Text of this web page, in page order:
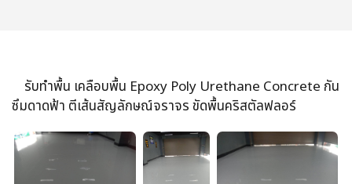
รับทำพื้น เคลือบพื้น Epoxy Poly Urethane Concrete กัน
ซึมดาดฟ้า ตีเส้นสัญลักษณ์จราจร ขัดพื้นคริสตัลฟลอร์